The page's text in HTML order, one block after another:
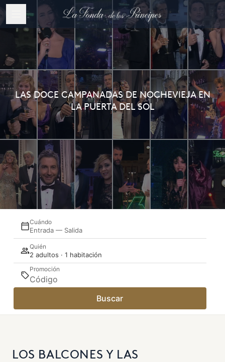
LAS DOCE CAMPANADAS DE NOCHEVIEJA EN
LA PUERTA DEL SOL
Cuándo
Entrada — Salida
Quién
2 adultos · 1 habitación
Promoción
Buscar
LOS BALCONES Y LAS